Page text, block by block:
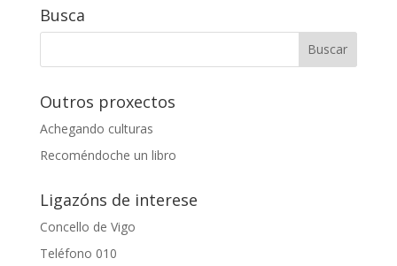
Busca
Outros proxectos
Achegando culturas
Recoméndoche un libro
Ligazóns de interese
Concello de Vigo
Teléfono 010